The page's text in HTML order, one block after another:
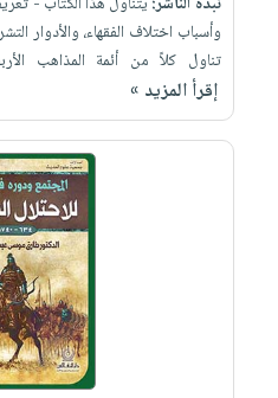
وأسباب اختلاف الفقهاء، والأدوار
تناول كلاً من أئمة المذاهب
إقرأ المزيد »